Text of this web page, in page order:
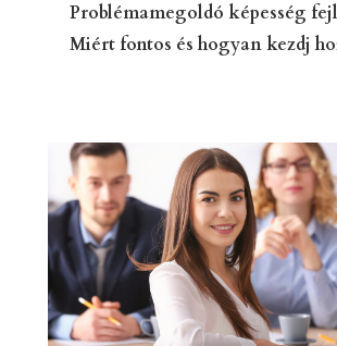
Problémamegoldó képesség
Miért fontos és hogyan kezdj